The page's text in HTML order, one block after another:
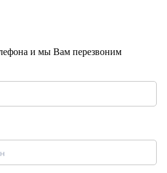
и мы Вам перезвоним